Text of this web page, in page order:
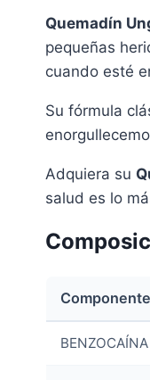
Quemadín
pequeñas
cuando esté
Su fórmula
Adquiera su
salud es lo
Componente
BENZOCAÍNA